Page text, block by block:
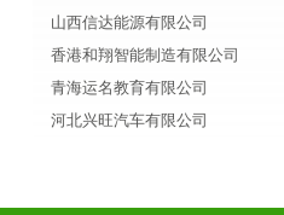
山西信达能源有限公司
香港和翔智能制造有限公司
青海运名教育有限公司
河北兴旺汽车有限公司